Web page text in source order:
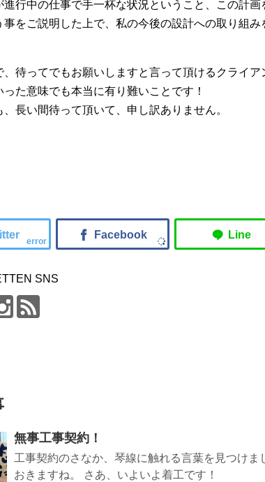
進行中の仕事で手一杯な状況ということ、この計
事をご説明した上で、私の今後の設計への取り組
、待ってでもお願いしますと言って頂けるクライ
った意味でも本当に有り難いことです！
、長い間待って頂いて、申し訳ありません。
error
SNS
無事工事契約！
工事契約のさなか、琴線に触れる言葉を見つけま
おきますね。 さあ、いよいよ着工です！